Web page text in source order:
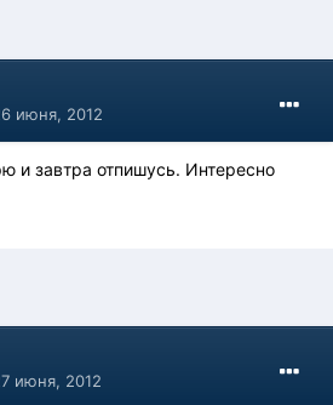
июня, 2012
и завтра отпишусь. Интересно
июня, 2012